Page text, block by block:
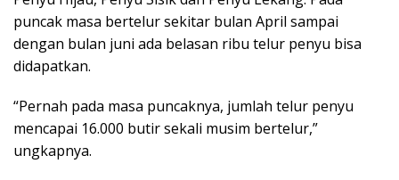
puncak masa bertelur sekitar bulan April sampai
dengan bulan juni ada belasan ribu telur penyu bisa
didapatkan.
“Pernah pada masa puncaknya, jumlah telur penyu
mencapai 16.000 butir sekali musim bertelur,”
ungkapnya.